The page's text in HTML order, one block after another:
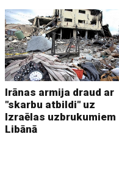
Irānas armija draud ar
"skarbu atbildi" uz
Izraēlas uzbrukumiem
Libānā